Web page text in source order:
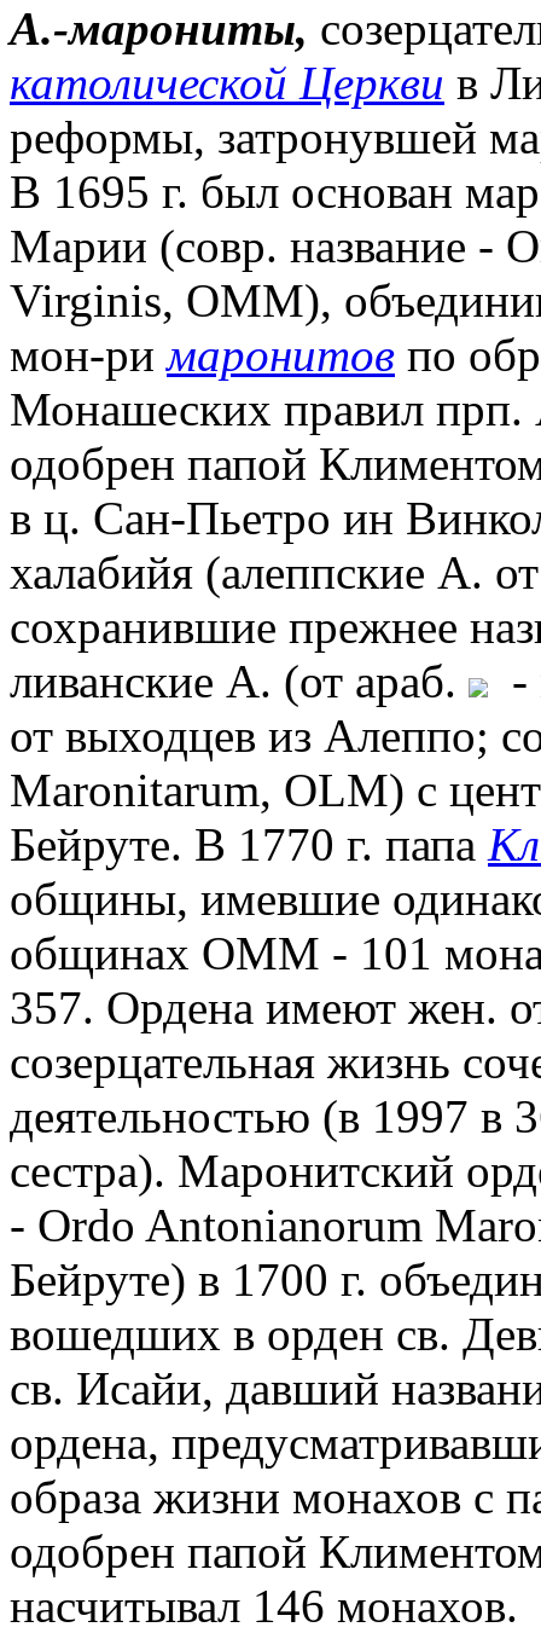
А.-марониты,
католической Церкви в
реформы, затронувшей
В 1695 г. был основан
Марии (совр. название -
Virginis, OMM),
мон-римаронитов по
Монашеских правил прп.
одобрен папой
в ц. Сан-Пьетро ин
халабийя (алеппские А.
сохранившие прежнее
ливанские А. (от араб.
-
от выходцев из Алеппо;
Maronitarum, OLM) с
Бейруте. В 1770 г. папа
общины, имевшие
общинах OMM - 101
357. Ордена имеют жен.
созерцательная жизнь
деятельностью (в 1997 в
сестра). Маронитский
- Ordo Antonianorum
Бейруте) в 1700 г.
вошедших в орден св.
св. Исайи, давший
ордена,
образа жизни монахов с
одобрен папой
насчитывал 146 монахов.